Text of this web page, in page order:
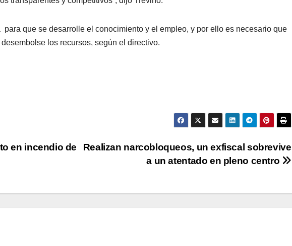
que se desarrolle el conocimiento y el empleo, y por ello es necesario que
los recursos, según el directivo.
Realizan narcobloqueos, un exfiscal sobrevive
a un atentado en pleno centro
en incendio de